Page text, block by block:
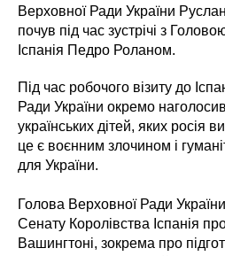
Верховної Ради України
почув під час зустрічі з
Іспанія Педро Роланом.
Під час робочого візиту до
Ради України окремо
українських дітей, яких росія
це є воєнним злочином і
для України.
Голова Верховної Ради
Сенату Королівства Іспанія
Вашингтоні, зокрема про